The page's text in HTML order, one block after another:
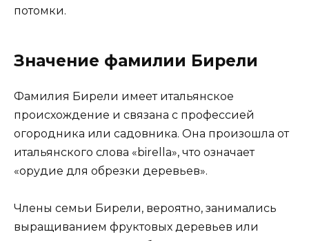
потомки.
Значение фамилии Бирели
Фамилия Бирели имеет итальянское
происхождение и связана с профессией
огородника или садовника. Она произошла от
итальянского слова «birella», что означает
«орудие для обрезки деревьев».
Члены семьи Бирели, вероятно, занимались
выращиванием фруктовых деревьев или